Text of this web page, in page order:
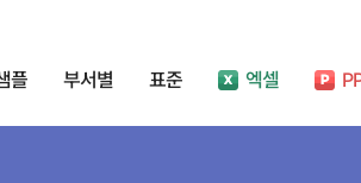
플 부서별 표준 엑셀